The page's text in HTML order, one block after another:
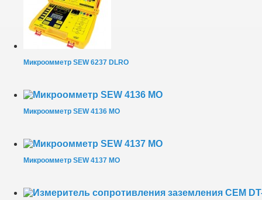
Микроомметр SEW 6237 DLRO
Микроомметр SEW 4136 MO
Микроомметр SEW 4137 MO